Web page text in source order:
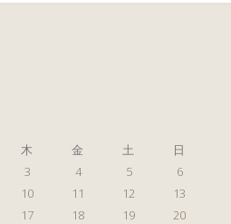
木 金 土
日
3 4 5
6
10 11 12
13
17 18 19
20